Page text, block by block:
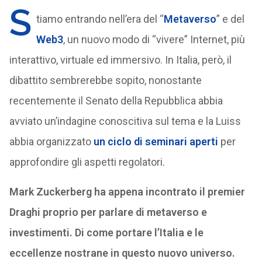
S tiamo entrando nell’era del “Metaverso” e del
Web3, un nuovo modo di “vivere” Internet, più
interattivo, virtuale ed immersivo. In Italia, però, il
dibattito sembrerebbe sopito, nonostante
recentemente il Senato della Repubblica abbia
avviato un’indagine conoscitiva sul tema e la Luiss
abbia organizzato un ciclo di seminari aperti per
approfondire gli aspetti regolatori.
Mark Zuckerberg ha appena incontrato il premier
Draghi proprio per parlare di metaverso e
investimenti. Di come portare l’Italia e le
eccellenze nostrane in questo nuovo universo.